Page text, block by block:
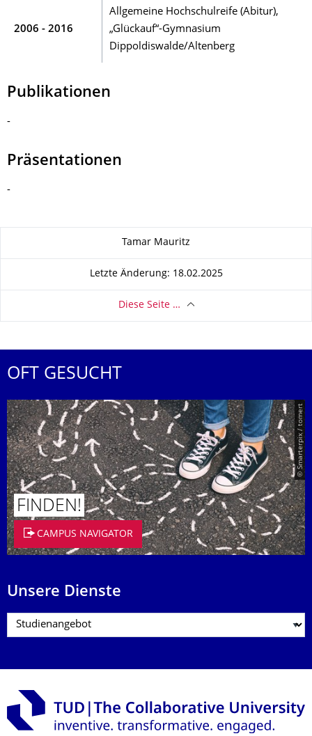
2006 - 2016
Allgemeine Hochschulreife (Abitur),
„Glückauf“-Gymnasium
Dippoldiswalde/Altenberg
Publikationen
-
Präsentationen
-
Tamar Mauritz
Letzte Änderung: 18.02.2025
Diese Seite …
OFT GESUCHT
© Smarterpix / tomert
FINDEN!
CAMPUS NAVIGATOR
Unsere Dienste